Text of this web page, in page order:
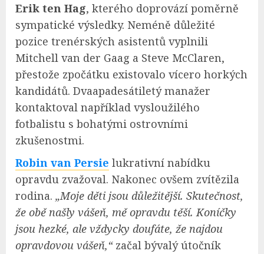
Erik ten Hag, kterého doprovází poměrně
sympatické výsledky. Neméně důležité
pozice trenérských asistentů vyplnili
Mitchell van der Gaag a Steve McClaren,
přestože zpočátku existovalo vícero horkých
kandidátů. Dvaapadesátiletý manažer
kontaktoval například vysloužilého
fotbalistu s bohatými ostrovními
zkušenostmi.
Robin van Persie lukrativní nabídku
opravdu zvažoval. Nakonec ovšem zvítězila
rodina. „Moje děti jsou důležitější. Skutečnost,
že obě našly vášeň, mě opravdu těší. Koníčky
jsou hezké, ale vždycky doufáte, že najdou
opravdovou vášeň,“začal bývalý útočník